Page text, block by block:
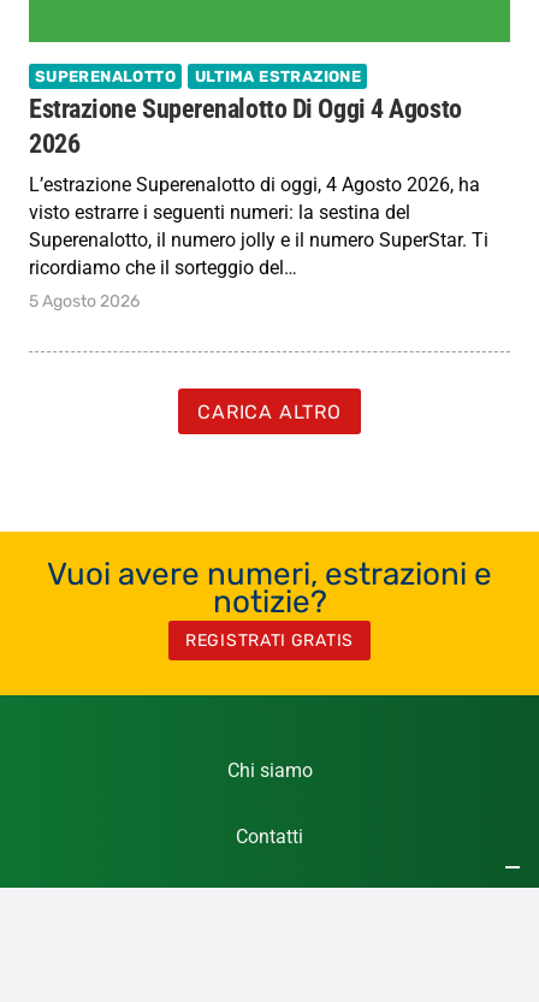
SUPERENALOTTO ULTIMA ESTRAZIONE
Estrazione Superenalotto Di Oggi 4 Agosto
2026
L’estrazione Superenalotto di oggi, 4 Agosto 2026, ha
visto estrarre i seguenti numeri: la sestina del
Superenalotto, il numero jolly e il numero SuperStar. Ti
ricordiamo che il sorteggio del…
5 Agosto 2026
CARICA ALTRO
Vuoi avere numeri, estrazioni e
notizie?
REGISTRATI GRATIS
Chi siamo
Contatti